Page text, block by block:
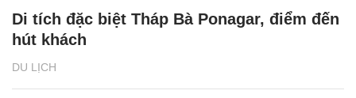
DU LỊCH
Di tích đặc biệt Tháp Bà Ponagar, điểm đến
hút khách